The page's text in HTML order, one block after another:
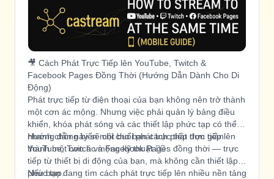
🎥 Cách Phát Trực Tiếp lên YouTube, Twitch &
Facebook Pages Đồng Thời (Hướng Dẫn Dành Cho Di
Động)
Phát trực tiếp từ điện thoại của bạn không nên trở thành
một cơn ác mộng. Nhưng việc phải quản lý bảng điều
khiển, khóa phát sóng và các thiết lập phức tạp có thể
nhanh chóng biến một buổi phát trực tiếp đơn giản
thành một cơn ác mộng kỹ thuật 😵‍💫
Hướng dẫn này sẽ chỉ cho bạn cách phát trực tiếp lên
YouTube, Twitch và Facebook Pages đồng thời — trực
tiếp từ thiết bị di động của bạn, mà không cần thiết lập
phức tạp.
Nếu bạn đang tìm cách phát trực tiếp lên nhiều nền tảng